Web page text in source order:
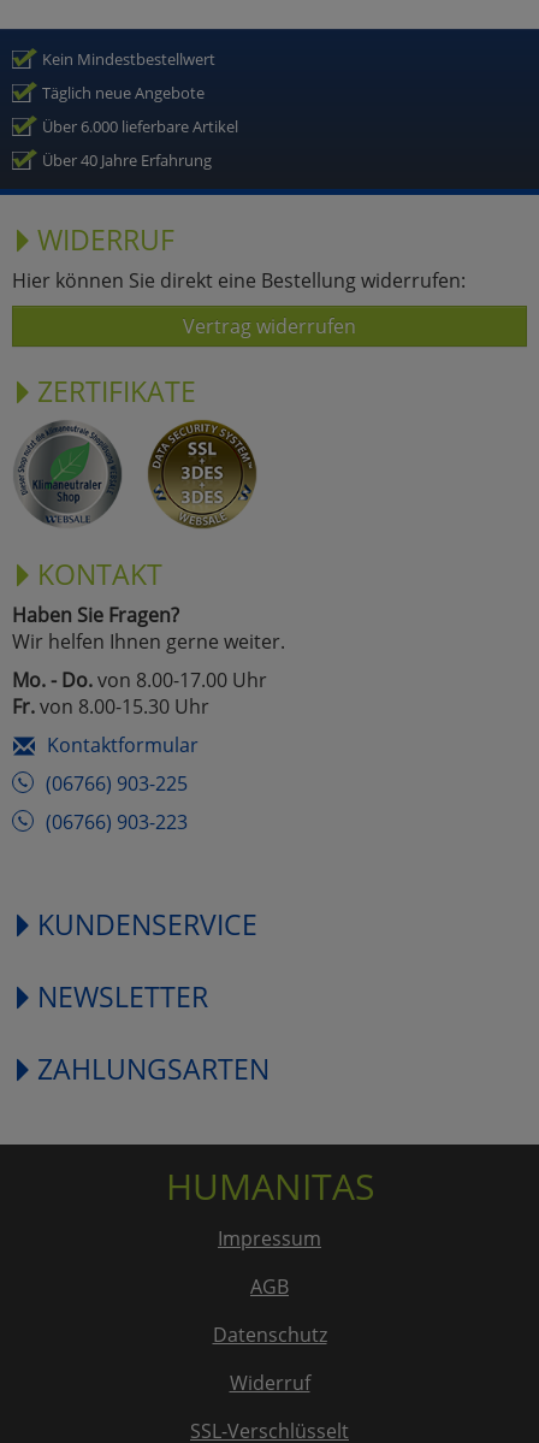
Kein Mindestbestellwert
Täglich neue Angebote
Über 6.000 lieferbare Artikel
Über 40 Jahre Erfahrung
WIDERRUF
Hier können Sie direkt eine Bestellung widerrufen:
Vertrag widerrufen
ZERTIFIKATE
KONTAKT
Haben Sie Fragen?
Wir helfen Ihnen gerne weiter.
Mo. - Do.von 8.00-17.00 Uhr
Fr.von 8.00-15.30 Uhr
Kontaktformular
(06766) 903-225
(06766) 903-223
KUNDENSERVICE
NEWSLETTER
ZAHLUNGSARTEN
HUMANITAS
Impressum
AGB
Datenschutz
Widerruf
SSL-Verschlüsselt